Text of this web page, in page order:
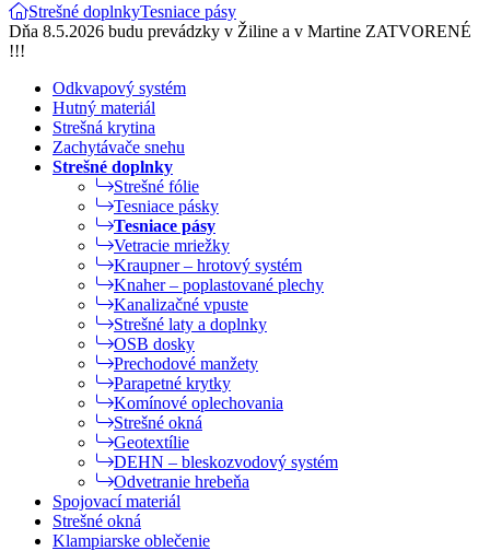
Strešné doplnkyTesniace pásy
Dňa 8.5.2026 budu prevádzky v Žiline a v Martine ZATVORENÉ
!!!
Odkvapový systém
Hutný materiál
Strešná krytina
Zachytávače snehu
Strešné doplnky
Strešné fólie
Tesniace pásky
Tesniace pásy
Vetracie mriežky
Kraupner – hrotový systém
Knaher – poplastované plechy
Kanalizačné vpuste
Strešné laty a doplnky
OSB dosky
Prechodové manžety
Parapetné krytky
Komínové oplechovania
Strešné okná
Geotextílie
DEHN – bleskozvodový systém
Odvetranie hrebeňa
Spojovací materiál
Strešné okná
Klampiarske oblečenie